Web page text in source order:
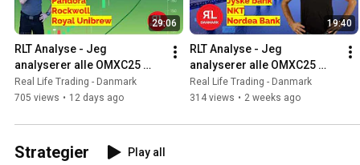
29:06
RLT Analyse - Jeg
analyserer alle OMXC25
aktierne i Juli!
Real Life Trading - Danmark
705 views • 12 days ago
19:40
RLT Analyse - Jeg
analyserer alle OMXC25
aktierne i Juli!
Real Life Trading - Danmark
314 views • 2 weeks ago
Strategier
Play all